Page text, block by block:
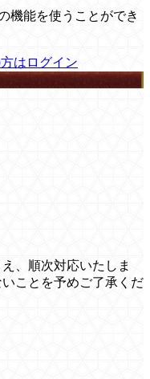
機能を使うことができ
はログイン
、順次対応いたしま
ことを予めご了承くだ